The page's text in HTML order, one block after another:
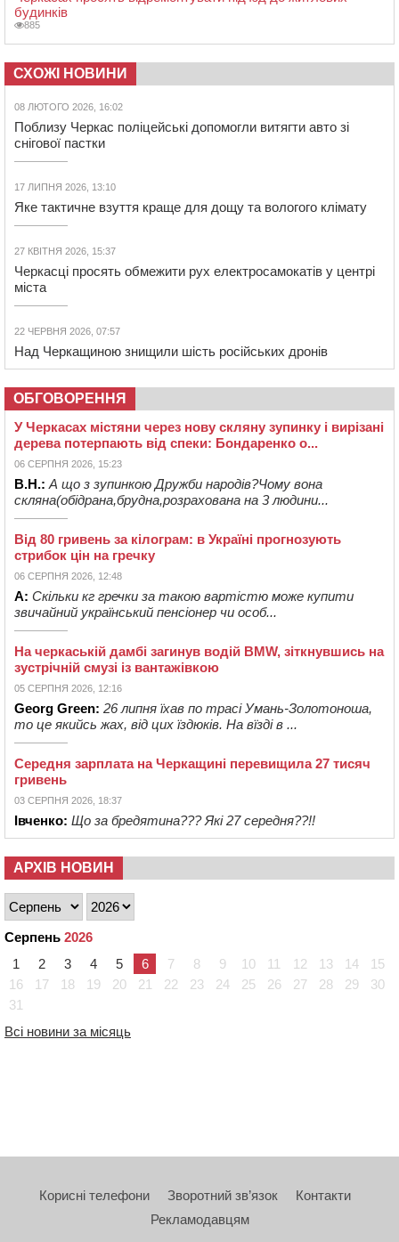
будинків
885
СХОЖІ НОВИНИ
08 ЛЮТОГО 2026, 16:02
Поблизу Черкас поліцейські допомогли витягти авто зі
снігової пастки
17 ЛИПНЯ 2026, 13:10
Яке тактичне взуття краще для дощу та вологого клімату
27 КВІТНЯ 2026, 15:37
Черкасці просять обмежити рух електросамокатів у центрі
міста
22 ЧЕРВНЯ 2026, 07:57
Над Черкащиною знищили шість російських дронів
ОБГОВОРЕННЯ
У Черкасах містяни через нову скляну зупинку і вирізані
дерева потерпають від спеки: Бондаренко о...
06 СЕРПНЯ 2026, 15:23
В.Н.: А що з зупинкою Дружби народів?Чому вона
скляна(обідрана,брудна,розрахована на 3 людини...
Від 80 гривень за кілограм: в Україні прогнозують
стрибок цін на гречку
06 СЕРПНЯ 2026, 12:48
А: Скільки кг гречки за такою вартістю може купити
звичайний український пенсіонер чи особ...
На черкаській дамбі загинув водій BMW, зіткнувшись на
зустрічній смузі із вантажівкою
05 СЕРПНЯ 2026, 12:16
Georg Green: 26 липня їхав по трасі Умань-Золотоноша,
то це якийсь жах, від цих їздюків. На вїзді в ...
Середня зарплата на Черкащині перевищила 27 тисяч
гривень
03 СЕРПНЯ 2026, 18:37
Івченко: Що за бредятина??? Які 27 середня??!!
АРХІВ НОВИН
Серпень 2026
1
2 3 4 5 6 7 8 9 10 11 12 13 14
15
16
17 18 19 20 21 22 23 24 25 26 27 28 29
30
31
Всі новини за місяць
Корисні телефони Зворотний зв’язок
Контакти
Рекламодавцям